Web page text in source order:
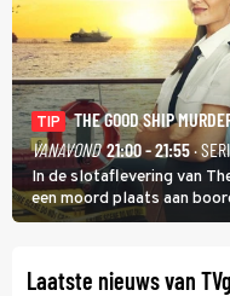
TIP
THE GOOD SHIP
VANAVOND 21:00 - 21:55·
In de slotaflevering van
een moord plaats aan
een bemanningslid het
Laatste nieuws van